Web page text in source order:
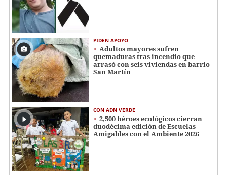
PIDEN APOYO
Adultos mayores sufren
quemaduras tras incendio que
arrasó con seis viviendas en barrio
San Martín
CON ADN VERDE
2,500 héroes ecológicos cierran
duodécima edición de Escuelas
Amigables con el Ambiente 2026